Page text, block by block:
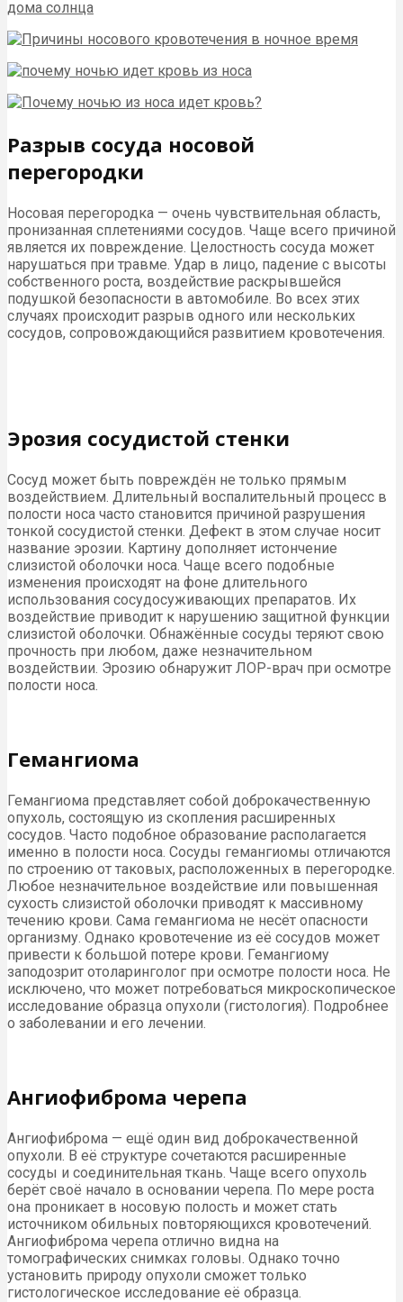
Разрыв сосуда носовой
перегородки
Носовая перегородка — очень чувствительная область,
пронизанная сплетениями сосудов. Чаще всего причиной
является их повреждение. Целостность сосуда может
нарушаться при травме. Удар в лицо, падение с высоты
собственного роста, воздействие раскрывшейся
подушкой безопасности в автомобиле. Во всех этих
случаях происходит разрыв одного или нескольких
сосудов, сопровождающийся развитием кровотечения.
Эрозия сосудистой стенки
Сосуд может быть повреждён не только прямым
воздействием. Длительный воспалительный процесс в
полости носа часто становится причиной разрушения
тонкой сосудистой стенки. Дефект в этом случае носит
название эрозии. Картину дополняет истончение
слизистой оболочки носа. Чаще всего подобные
изменения происходят на фоне длительного
использования сосудосуживающих препаратов. Их
воздействие приводит к нарушению защитной функции
слизистой оболочки. Обнажённые сосуды теряют свою
прочность при любом, даже незначительном
воздействии. Эрозию обнаружит ЛОР-врач при осмотре
полости носа.
Гемангиома
Гемангиома представляет собой доброкачественную
опухоль, состоящую из скопления расширенных
сосудов. Часто подобное образование располагается
именно в полости носа. Сосуды гемангиомы отличаются
по строению от таковых, расположенных в перегородке.
Любое незначительное воздействие или повышенная
сухость слизистой оболочки приводят к массивному
течению крови. Сама гемангиома не несёт опасности
организму. Однако кровотечение из её сосудов может
привести к большой потере крови. Гемангиому
заподозрит отоларинголог при осмотре полости носа. Не
исключено, что может потребоваться микроскопическое
исследование образца опухоли (гистология). Подробнее
о заболевании и его лечении.
Ангиофиброма черепа
Ангиофиброма — ещё один вид доброкачественной
опухоли. В её структуре сочетаются расширенные
сосуды и соединительная ткань. Чаще всего опухоль
берёт своё начало в основании черепа. По мере роста
она проникает в носовую полость и может стать
источником обильных повторяющихся кровотечений.
Ангиофиброма черепа отлично видна на
томографических снимках головы. Однако точно
установить природу опухоли сможет только
гистологическое исследование её образца.